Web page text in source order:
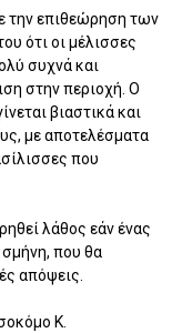
την επιθεώρηση των
ότι οι μέλισσες
συχνά και
στην περιοχή. Ο
βιαστικά και
με αποτελέσματα
που
λάθος εάν ένας
σμήνη, που θα
απόψεις.
Κ.